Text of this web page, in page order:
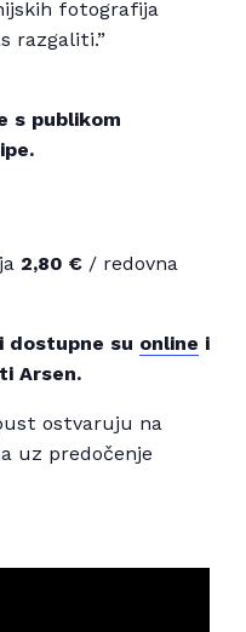
fotografija
razgaliti.”
s publikom
2,80 € / redovna
dostupne su online i
Arsen.
ostvaruju na
uz predočenje